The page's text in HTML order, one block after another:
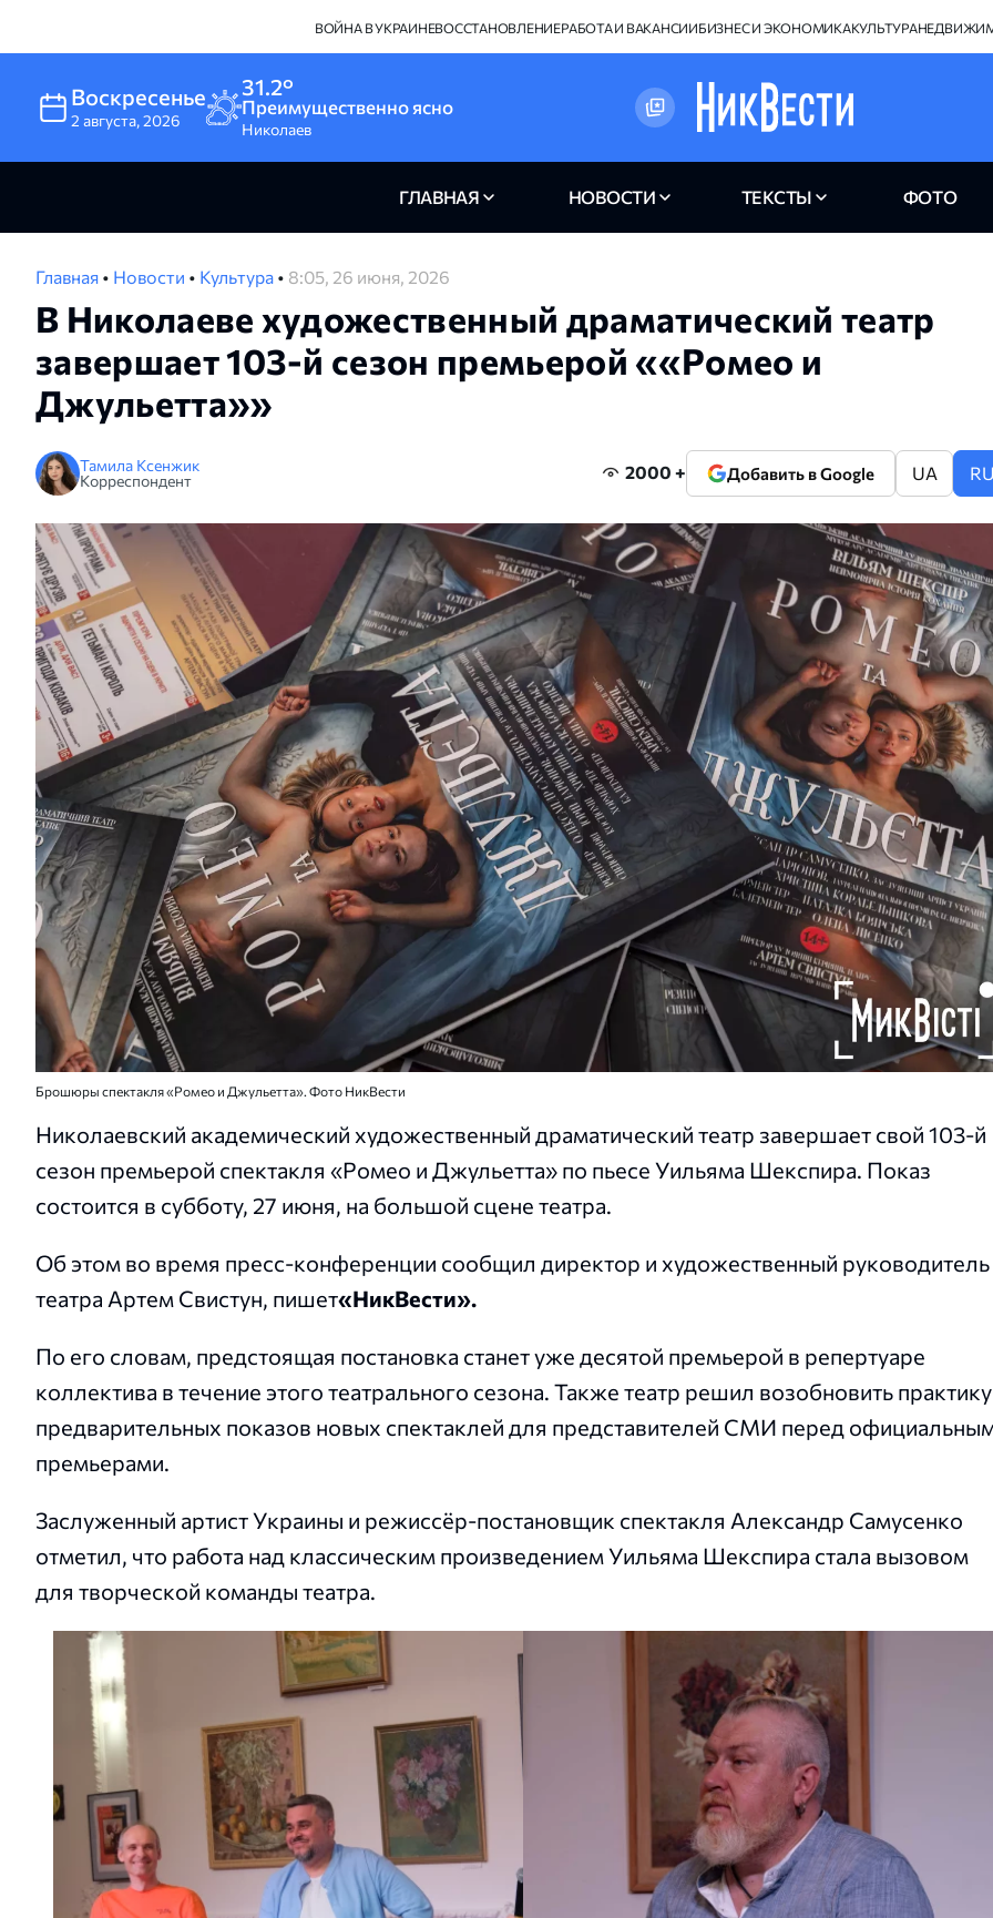
ВОЙНА В УКРАИНЕВОССТАНОВЛЕНИЕРАБОТА И ВАКАНСИИБИЗНЕС И ЭКОНОМИКАКУЛЬТУРА
Воскресенье
2 августа,2026
31.2°
Преимущественно ясно
Николаев
ГЛАВНАЯ НОВОСТИ ТЕКСТЫ ФОТО
Главная • Новости • Культура • 8:05, 26 июня, 2026
В Николаеве художественный драматический театр
завершает 103-й сезон премьерой ««Ромео и
Джульетта»»
Тамила Ксенжик
Корреспондент
2000 + Добавить в Google UA
Брошюры спектакля «Ромео и Джульетта». Фото НикВести
Николаевский академический художественный драматический театр завершает свой 103-й
сезон премьерой спектакля «Ромео и Джульетта» по пьесе Уильяма Шекспира. Показ
состоится в субботу, 27 июня, на большой сцене театра.
Об этом во время пресс-конференции сообщил директор и художественный руководитель
театра Артем Свистун, пишет«НикВести».
По его словам, предстоящая постановка станет уже десятой премьерой в репертуаре
коллектива в течение этого театрального сезона. Также театр решил возобновить практику
предварительных показов новых спектаклей для представителей СМИ перед
премьерами.
Заслуженный артист Украины и режиссёр-постановщик спектакля Александр Самусенко
отметил, что работа над классическим произведением Уильяма Шекспира стала вызовом
для творческой команды театра.